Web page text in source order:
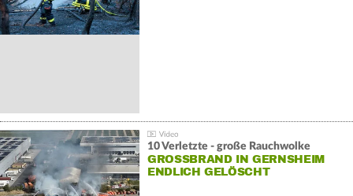
10 Verletzte - große Rauchwolke
GROSSBRAND IN GERNSHEIM E
NDLICH GELÖSCHT